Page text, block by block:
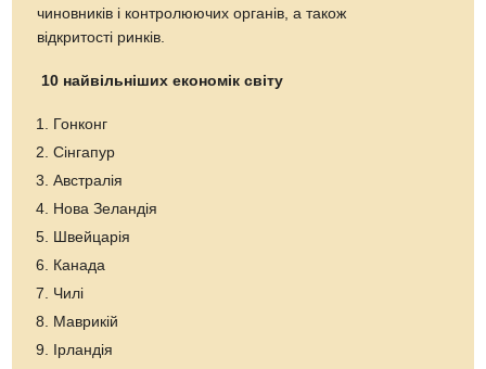
чиновників і контролюючих органів, а також
відкритості ринків.
10 найвільніших економік світу
Гонконг
Сінгапур
Австралія
Нова Зеландія
Швейцарія
Канада
Чилі
Маврикій
Ірландія